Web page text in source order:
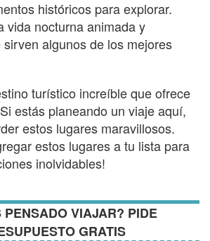
históricos para explorar.
vida nocturna animada y
algunos de los mejores
turístico increíble que ofrece
estás planeando un viaje aquí,
estos lugares maravillosos.
estos lugares a tu lista para
inolvidables!
PENSADO VIAJAR? PIDE
GRATIS